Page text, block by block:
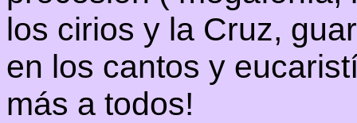
los cirios y la Cruz,
en los cantos y
más a todos!